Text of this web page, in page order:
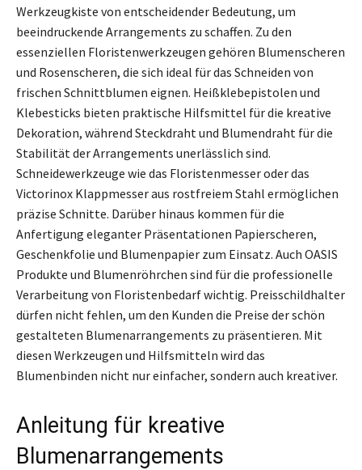
Werkzeugkiste von entscheidender Bedeutung, um
beeindruckende Arrangements zu schaffen. Zu den
essenziellen Floristenwerkzeugen gehören Blumenscheren
und Rosenscheren, die sich ideal für das Schneiden von
frischen Schnittblumen eignen. Heißklebepistolen und
Klebesticks bieten praktische Hilfsmittel für die kreative
Dekoration, während Steckdraht und Blumendraht für die
Stabilität der Arrangements unerlässlich sind.
Schneidewerkzeuge wie das Floristenmesser oder das
Victorinox Klappmesser aus rostfreiem Stahl ermöglichen
präzise Schnitte. Darüber hinaus kommen für die
Anfertigung eleganter Präsentationen Papierscheren,
Geschenkfolie und Blumenpapier zum Einsatz. Auch OASIS
Produkte und Blumenröhrchen sind für die professionelle
Verarbeitung von Floristenbedarf wichtig. Preisschildhalter
dürfen nicht fehlen, um den Kunden die Preise der schön
gestalteten Blumenarrangements zu präsentieren. Mit
diesen Werkzeugen und Hilfsmitteln wird das
Blumenbinden nicht nur einfacher, sondern auch kreativer.
Anleitung für kreative
Blumenarrangements